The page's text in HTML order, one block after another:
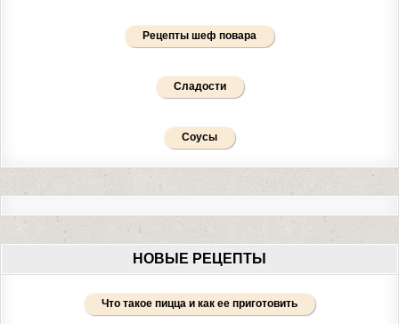
Рецепты шеф повара
Сладости
Соусы
НОВЫЕ РЕЦЕПТЫ
Что такое пицца и как ее приготовить